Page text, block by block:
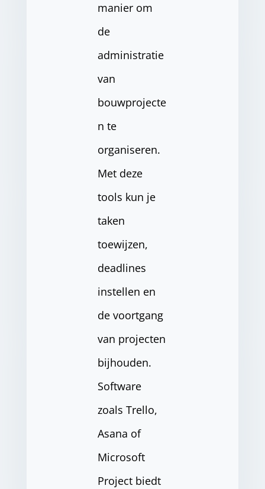
manier om
de
administratie
van
bouwprojecte
n te
organiseren.
Met deze
tools kun je
taken
toewijzen,
deadlines
instellen en
de voortgang
van projecten
bijhouden.
Software
zoals Trello,
Asana of
Microsoft
Project biedt